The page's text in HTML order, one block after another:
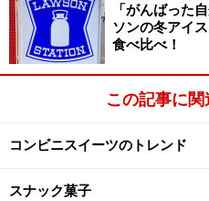
べやすく、ジャムよりもソ
存分に味わえると思いました
いろいろな食べ方が
チーズクリームといちごソー
「がんばった
ソンの冬アイ
食べ比べ！
この記事に
コンビニスイーツのトレンド
スナック菓子